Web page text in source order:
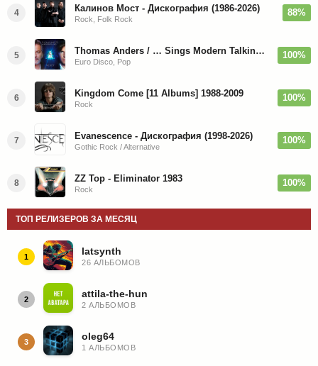
4 Калинов Мост - Дискография (1986-2026)
Rock, Folk Rock
88%
5 Thomas Anders / … Sings Modern Talking: The Best hi-res
Euro Disco, Pop
100%
6 Kingdom Come [11 Albums] 1988-2009
Rock
100%
7 Evanescence - Дискография (1998-2026)
Gothic Rock / Alternative
100%
8 ZZ Top - Eliminator 1983
Rock
100%
ТОП РЕЛИЗЕРОВ ЗА МЕСЯЦ
1 latsynth
26 АЛЬБОМОВ
2 attila-the-hun
2 АЛЬБОМОВ
3 oleg64
1 АЛЬБОМОВ